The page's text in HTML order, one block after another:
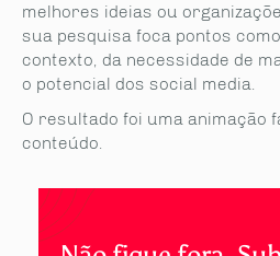
melhores ideias ou
sua pesquisa foca pontos
contexto, da necessidade de
o potencial dos social media.
O resultado foi uma animação
conteúdo.